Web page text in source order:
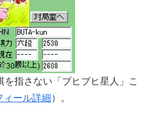
指さない「ブヒブヒ星人」こ
ィール詳細）。